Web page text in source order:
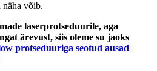
näha võib.
laserprotseduurile, aga
ärevust, siis oleme su jaoks
protseduuriga seotud ausad